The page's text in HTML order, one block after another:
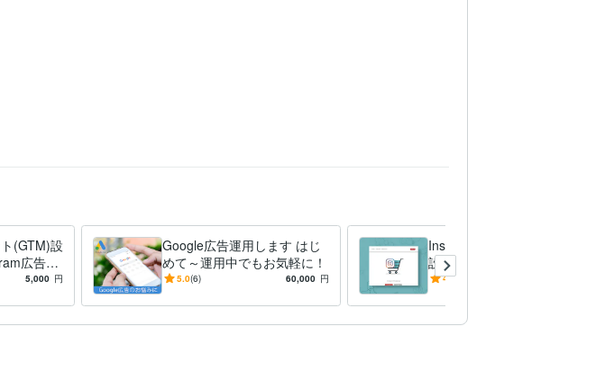
(GTM)設
広告、
ど）5,000 円
Google広告運用します はじ
めて～運用中でもお気軽に！
5.0(6) 60,000 円
Instagramショッピング機能
設定代行します ショッピン
グ広告で広告パフォーマンス
4.5